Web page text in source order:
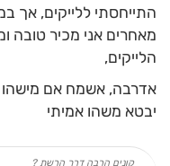
התייחסתי ללייקים, אך
מאחרים אני מכיר טובה
הלייקים,
אדרבה, אשמח אם מישהו
יבטא משהו אמיתי
קונים הרבה דרך הרשת ?